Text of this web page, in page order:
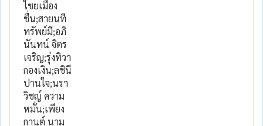
ไชยเมือง
ชื่น;สายนที
ทรัพย์มี;อภิ
นันทน์ จิตร
เจริญ;รุ่งทิวา
กองเงิน;ลชินี
ปานใจ;นรา
วิชญ์ ความ
หมั่น;เพียง
กานต์ นาม